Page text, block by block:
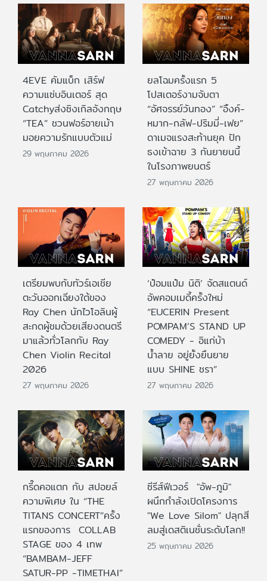
4EVE คัมแบ็ก เสิร์ฟ
ความแซ่บอินเตอร์ สุด
Catchyส่งซิงเกิลอังกฤษ
“TEA” ชวนฟอร์อายเม้า
มอยความรักแบบตัวแม่
29 พฤษภาคม 2026
ยลโฉมครั้งแรก 5
โปสเตอร์งามจับตา
“อัศจรรย์วันทอง” “อิ้งค์-
หมาก-กลัฟ-ปริมมี่-เฟย”
ดาเมจแรงสะท้านยุค ปัก
ธงเข้าฉาย 3 กันยายนนี้
ในโรงภาพยนตร์
27 พฤษภาคม 2026
เตรียมพบกับทัวร์เอเชีย
ตะวันออกเฉียงใต้ของ
Ray Chen นักไวโอลินผู้
สะกดผู้ชมด้วยเสียงดนตรี
มาแล้วทั่วโลกกับ Ray
Chen Violin Recital
2026
27 พฤษภาคม 2026
‘ป๋อมแป๋ม นิติ’ จัดสแตนด์
อัพคอมเมดี้ครั้งใหม่
“EUCERIN Present
POMPAM’S STAND UP
COMEDY - อิแก่บ้า
น้ำลาย อยู่ยั้งยืนยาย
แบบ SHINE ชรา”
27 พฤษภาคม 2026
กรี๊ดคอแตก กับ สปอยล์
ความพิเศษ ใน “THE
TITANS CONCERT”ครั้ง
แรกของการ COLLAB
STAGE ของ 4 เทพ
“BAMBAM-JEFF
SATUR-PP -TIMETHAI”
ซีรีส์ฟีเวอร์ "อัพ-ภูมิ"
ผนึกกำลังเปิดโครงการ
"We Love Silom" ปลุกสี
ลมสู่เดสติเนชั่นระดับโลก!!
25 พฤษภาคม 2026